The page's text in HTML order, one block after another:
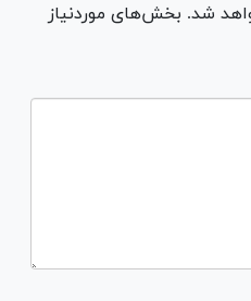
شد. بخش‌های موردنیاز